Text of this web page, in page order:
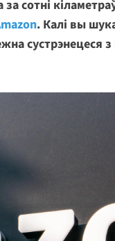
сотні
. Калі вы
сустрэнецеся